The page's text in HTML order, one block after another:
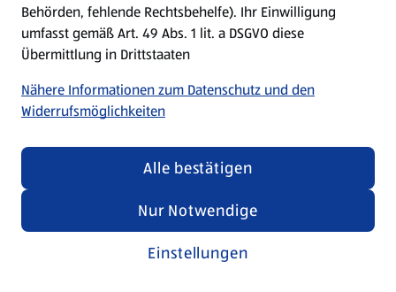
Behörden, fehlende Rechtsbehelfe). Ihr Einwilligung
umfasst gemäß Art. 49 Abs. 1 lit. a DSGVO diese
Übermittlung in Drittstaaten
Nähere Informationen zum Datenschutz und den
Widerrufsmöglichkeiten
Einstellungen
Nur Notwendige
Alle bestätigen